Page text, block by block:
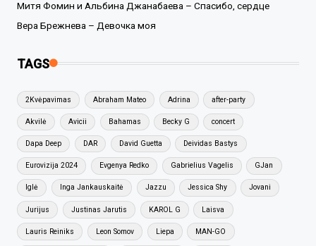
Митя Фомин и Альбина Джанабаева – Спасибо, сердце
Вера Брежнева – Девочка моя
TAGS
2Kvėpavimas Abraham Mateo Adrina after-party
Akvilė Avicii Bahamas Becky G concert
Dapa Deep DAR David Guetta Deividas Bastys
Eurovizija 2024 Evgenya Redko Gabrielius Vagelis GJan
Iglė Inga Jankauskaitė Jazzu Jessica Shy Jovani
Jurijus Justinas Jarutis KAROL G Laisva
Lauris Reiniks Leon Somov Liepa MAN-GO